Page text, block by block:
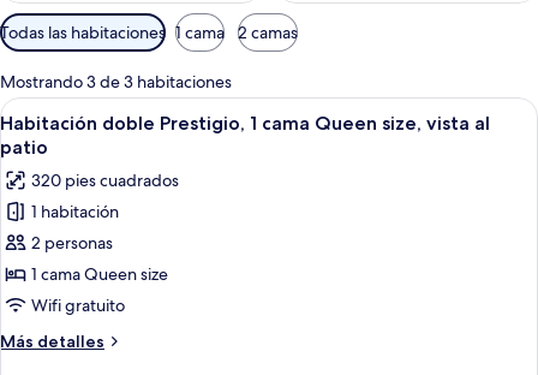
Filtros
disponibles
para
las
habitaciones
Todas las habitaciones 1 cama 2 camas
Mostrando 3 de 3 habitaciones
Abrir
todas
las
fotos
de
Habitación
doble
Prestigio,
1
cama
Una cama con dosel sobre cuatro
10
Habitación doble Prestigio, 1 cama Queen size, vista al
patio
320 pies cuadrados
1 habitación
2 personas
1 cama Queen size
Wifi gratuito
Más detalles
Más